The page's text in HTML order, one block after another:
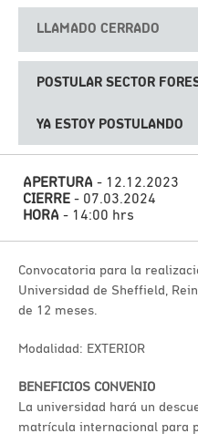
LLAMADO CERRADO
POSTULAR SECTOR
YA ESTOY POSTULANDO
APERTURA - 12.12.2023
CIERRE - 07.03.2024
HORA - 14:00 hrs
Convocatoria para la
Universidad de Sheffield,
de 12 meses.
Modalidad: EXTERIOR
BENEFICIOS CONVENIO
La universidad hará un
matrícula internacional para